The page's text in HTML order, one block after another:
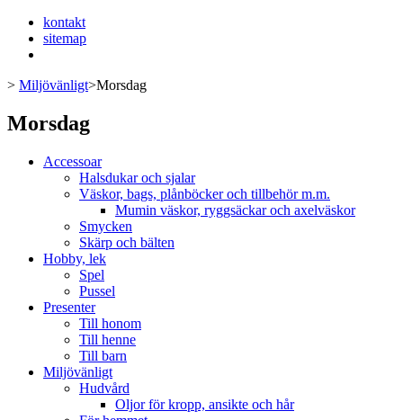
kontakt
sitemap
> Miljövänligt>Morsdag
Morsdag
Accessoar
Halsdukar och sjalar
Väskor, bags, plånböcker och tillbehör m.m.
Mumin väskor, ryggsäckar och axelväskor
Smycken
Skärp och bälten
Hobby, lek
Spel
Pussel
Presenter
Till honom
Till henne
Till barn
Miljövänligt
Hudvård
Oljor för kropp, ansikte och hår